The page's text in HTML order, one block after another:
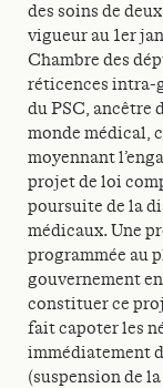
des soins de
vigueur au 1er
Chambre des
réticences intra-
du PSC, ancêtre
monde médical,
moyennant
projet de loi
poursuite de la
médicaux. Une
programmée au
gouvernement
constituer ce
fait capoter les
immédiatement
(suspension de